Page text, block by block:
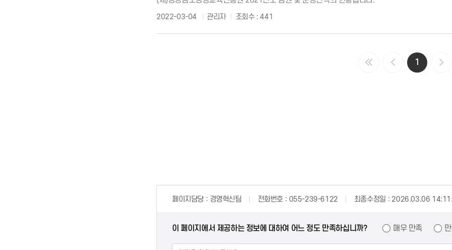
2022-03-04 관리자 조회수 : 441
1
페이지담당 경영혁신팀 전화번호 055-239-6122 최종수정일 2026.03.06
이 페이지에서 제공하는 정보에 대하여 어느 정도 만족하십니까? 매우 만족